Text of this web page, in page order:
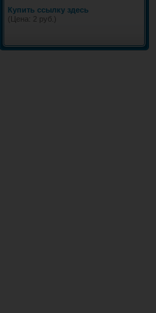
Купить ссылку здесь
(Цена: 2 руб.)